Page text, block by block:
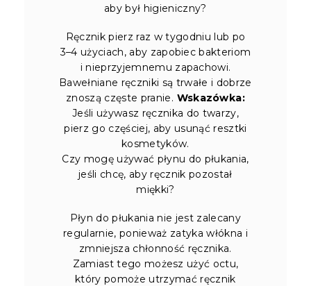
aby był higieniczny?
Ręcznik pierz raz w tygodniu lub po
3–4 użyciach, aby zapobiec bakteriom
i nieprzyjemnemu zapachowi.
Bawełniane ręczniki są trwałe i dobrze
znoszą częste pranie. Wskazówka:
Jeśli używasz ręcznika do twarzy,
pierz go częściej, aby usunąć resztki
kosmetyków.
Czy mogę używać płynu do płukania,
jeśli chcę, aby ręcznik pozostał
miękki?
Płyn do płukania nie jest zalecany
regularnie, ponieważ zatyka włókna i
zmniejsza chłonność ręcznika.
Zamiast tego możesz użyć octu,
który pomoże utrzymać ręcznik